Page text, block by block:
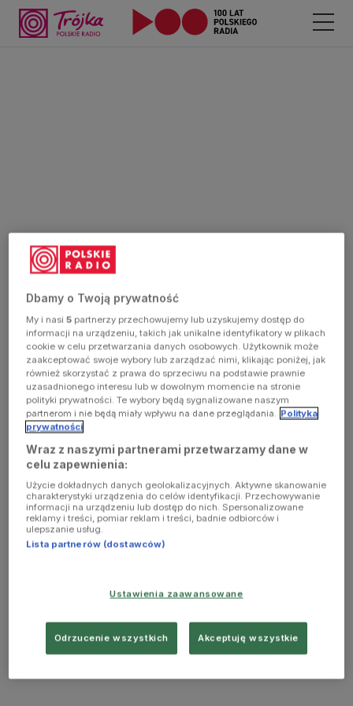
Dbamy o Twoją prywatność
My i nasi5 partnerzy przechowujemy lub uzyskujemy dostęp do
informacji na urządzeniu, takich jak unikalne identyfikatory w plikach
cookie w celu przetwarzania danych osobowych. Użytkownik może
zaakceptować swoje wybory lub zarządzać nimi, klikając poniżej, jak
również skorzystać z prawa do sprzeciwu na podstawie prawnie
uzasadnionego interesu lub w dowolnym momencie na stronie
polityki prywatności. Te wybory będą sygnalizowane naszym
partnerom i nie będą miały wpływu na dane przeglądania. Polityka
prywatności
Wraz z naszymi partnerami przetwarzamy dane w
celu zapewnienia:
Użycie dokładnych danych geolokalizacyjnych. Aktywne skanowanie
charakterystyki urządzenia do celów identyfikacji. Przechowywanie
informacji na urządzeniu lub dostęp do nich. Spersonalizowane
reklamy i treści, pomiar reklam i treści, badnie odbiorców i
ulepszanie usług.
Lista partnerów (dostawców)
Ustawienia zaawansowane
Odrzucenie wszystkich Akceptuję wszystkie